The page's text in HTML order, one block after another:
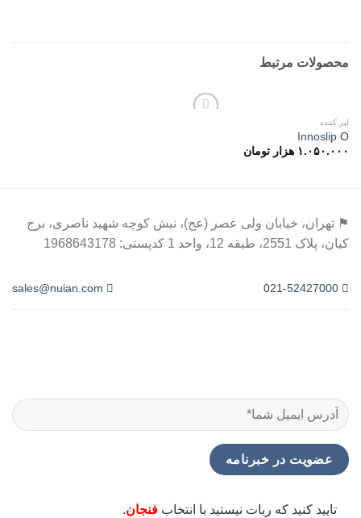
محصولات مرتبط
لیز کننده
Innoslip O
۱.۰۵۰.۰۰۰ هزار تومان
⚑ تهران، خیابان ولی عصر (عج)، نبش کوچه شهید ناصری، برج
کیان، پلاک 2551، طبقه 12، واحد 1 کدپستی: 1968643178
sales@nuian.com
تایید کنید که ربات نیستید با انتخاب فنجان.